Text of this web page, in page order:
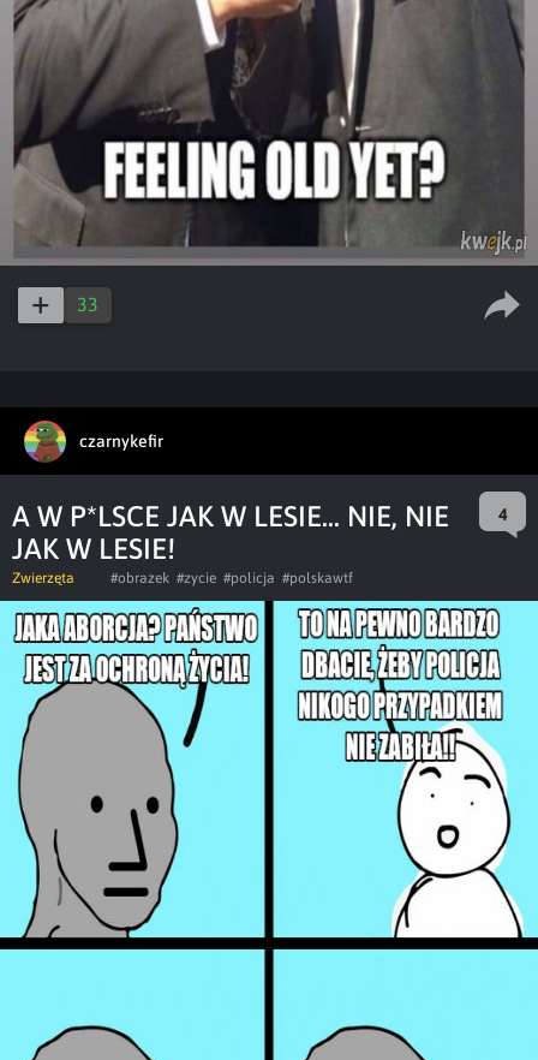
33
czarnykefir
A W P*LSCE JAK W LESIE... NIE, NIE
JAK W LESIE!
4
Zwierzęta #obrazek #zycie #policja #polskawtf